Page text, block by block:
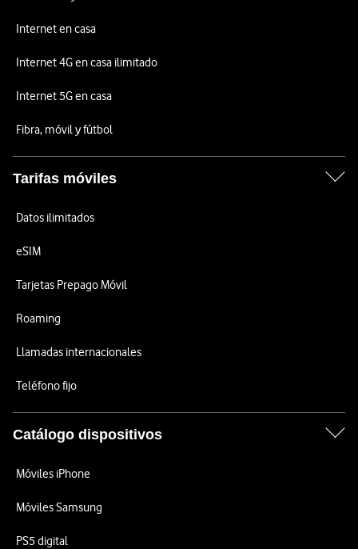
Internet en casa
Internet 4G en casa ilimitado
Internet 5G en casa
Fibra, móvil y fútbol
Tarifas móviles
Datos ilimitados
eSIM
Tarjetas Prepago Móvil
Roaming
Llamadas internacionales
Teléfono fijo
Catálogo dispositivos
Móviles iPhone
Móviles Samsung
PS5 digital